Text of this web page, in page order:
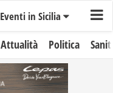
Eventi in Sicilia
Attualità Politica